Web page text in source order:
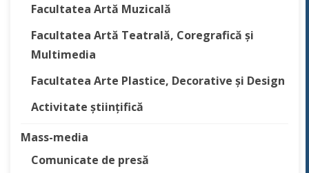
Facultatea Artă Muzicală
Facultatea Artă Teatrală, Coregrafică și
Multimedia
Facultatea Arte Plastice, Decorative și Design
Activitate științifică
Mass-media
Comunicate de presă